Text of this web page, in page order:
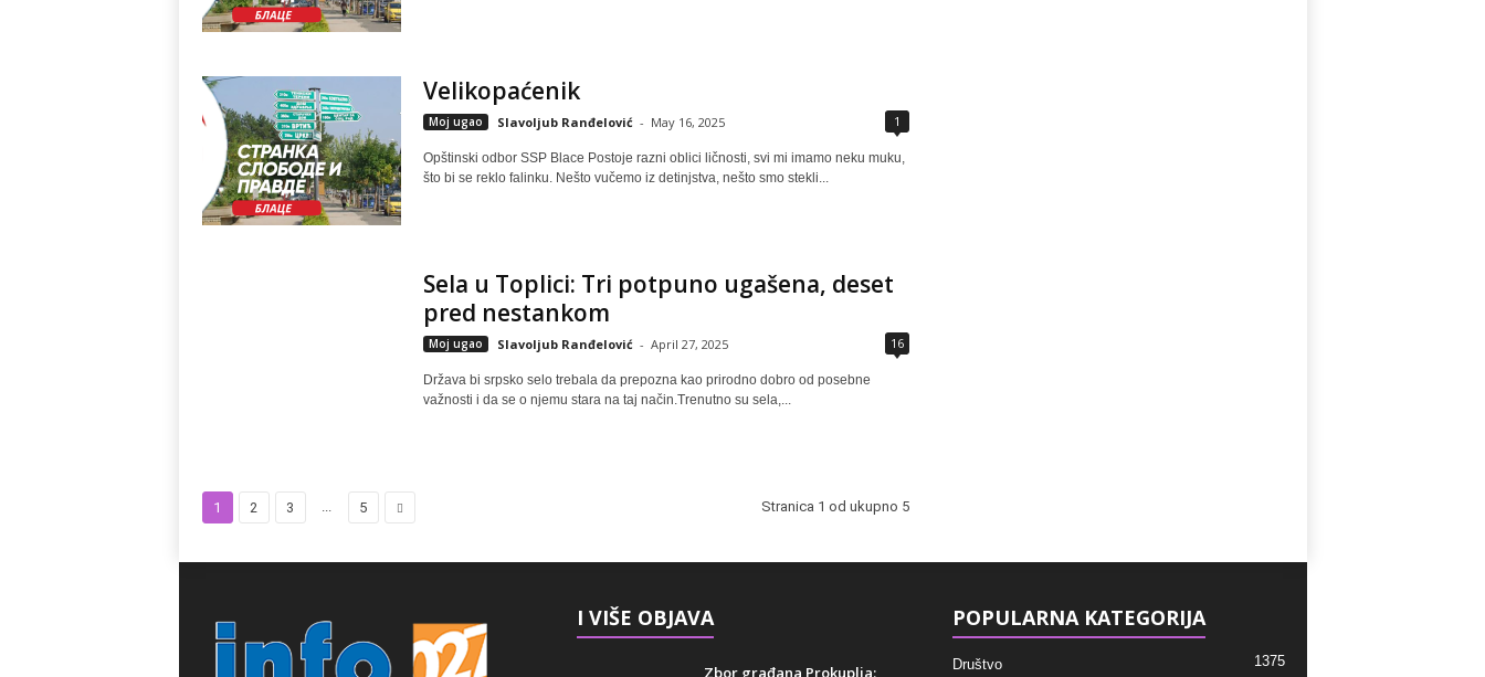
Velikopaćenik
Moj ugao Slavoljub Ranđelović - May 16, 2025 1
Opštinski odbor SSP Blace Postoje razni oblici ličnosti, svi mi imamo neku muku,
što bi se reklo falinku. Nešto vučemo iz detinjstva, nešto smo stekli...
Sela u Toplici: Tri potpuno ugašena, deset
pred nestankom
Moj ugao Slavoljub Ranđelović - April 27, 2025 16
Država bi srpsko selo trebala da prepozna kao prirodno dobro od posebne
važnosti i da se o njemu stara na taj način.Trenutno su sela,...
1 2 3 ... 5 Stranica 1 od ukupno 5
I VIŠE OBJAVA
Zbor građana Prokuplja:
POPULARNA KATEGORIJA
Društvo 1375